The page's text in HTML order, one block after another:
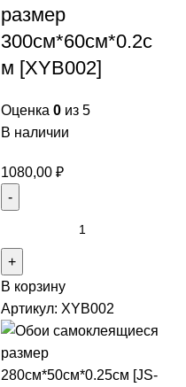
размер
300см*60см*0.2с
м [XYB002]
Оценка 0 из 5
В наличии
1080,00 ₽
В корзину
Артикул: XYB002